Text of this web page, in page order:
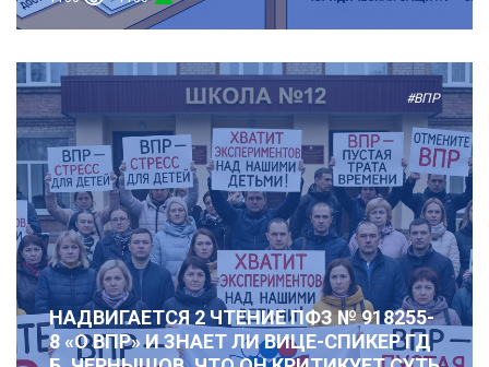
#ВПР
НАДВИГАЕТСЯ 2 ЧТЕНИЕ ПФЗ № 918255-
8 «О ВПР» И ЗНАЕТ ЛИ ВИЦЕ-СПИКЕР ГД